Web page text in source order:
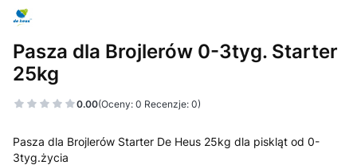
Pasza dla Brojlerów 0-3tyg. Starter
25kg
0.00(Oceny: 0 Recenzje: 0)
Przejdź do sekcji Opinie
Pasza dla Brojlerów Starter De Heus 25kg dla piskląt od 0-
3tyg.życia